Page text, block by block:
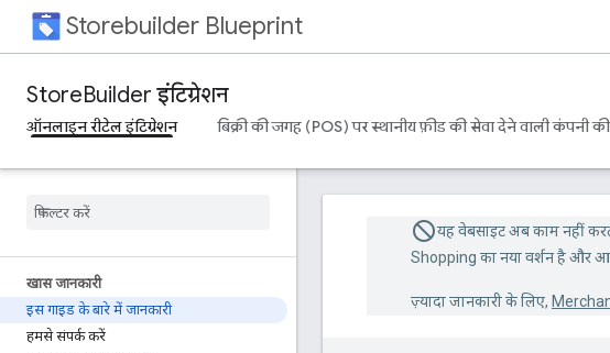
Storebuilder Blueprint
StoreBuilder इंटिग्रेशन
ऑनलाइन रीटेल इंटिग्रेशन बिक्री की जगह (POS) पर स्थानीय फ़ीड की सेवा देने वाली कंपनी की
खास जानकारी
इस गाइड के बारे में जानकारी
हमसे संपर्क करें
यह वेबसाइट अब काम नहीं
Shopping का नया वर्शन है और
ज़्यादा जानकारी के लिए,